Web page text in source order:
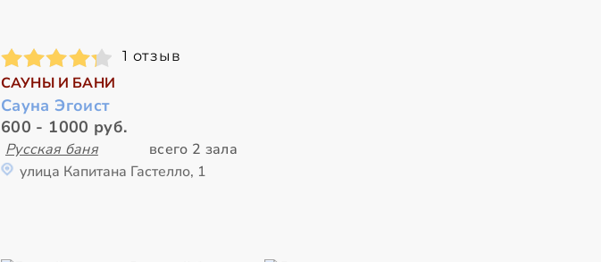
1 отзыв
САУНЫ И БАНИ
Сауна Эгоист
600 - 1000 руб.
Русская баня
всего 2 зала
улица Капитана Гастелло, 1